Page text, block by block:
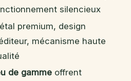
silencieux
premium, design
mécanisme haute
de gamme offrent